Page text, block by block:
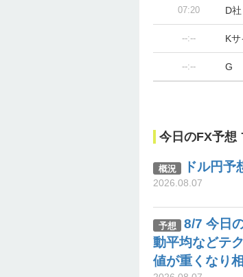
07:20 D社
--:-- Kサ
--:-- G
今日のFX予想
概況 ドル円
2026.08.07
予想
8/7 今日
動平均などテ
値が重くなり